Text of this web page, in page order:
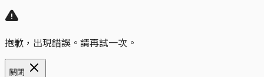
抱歉，出現錯誤。請再試一次。
關閉